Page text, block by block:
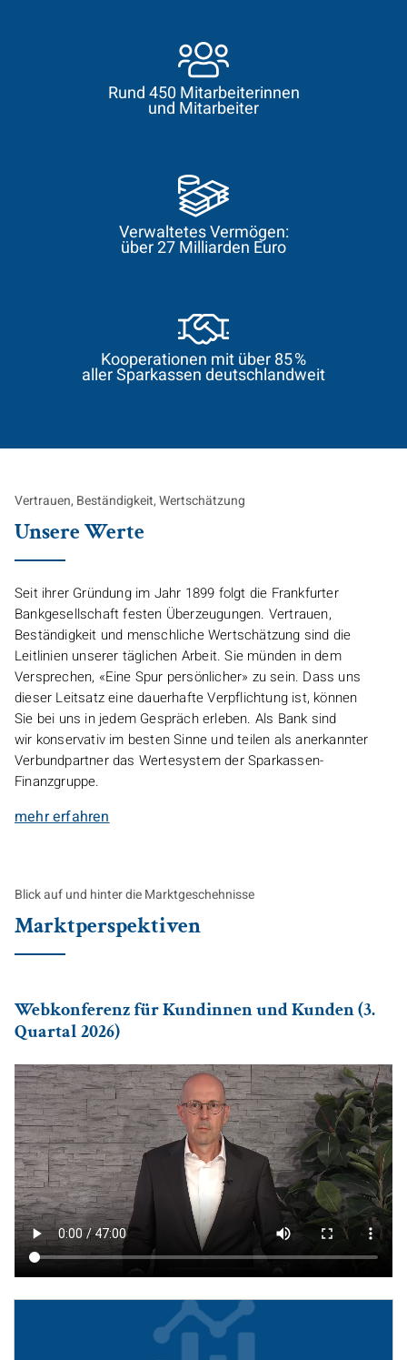
Rund 450 Mitarbeiterinnen
und Mitarbeiter
Verwaltetes Vermögen:
über 27 Milliarden Euro
Kooperationen mit über 85 %
aller Sparkassen deutschlandweit
Vertrauen, Beständigkeit, Wertschätzung
Unsere Werte
Seit ihrer Gründung im Jahr 1899 folgt die Frankfurter
Bankgesellschaft festen Überzeugungen. Vertrauen,
Beständigkeit und menschliche Wertschätzung sind die
Leitlinien unserer täglichen Arbeit. Sie münden in dem
Versprechen, «Eine Spur persönlicher» zu sein. Dass uns
dieser Leitsatz eine dauerhafte Verpflichtung ist, können
Sie bei uns in jedem Gespräch erleben. Als Bank sind
wir konservativ im besten Sinne und teilen als anerkannter
Verbundpartner das Wertesystem der Sparkassen-
Finanzgruppe.
mehr erfahren
Blick auf und hinter die Marktgeschehnisse
Marktperspektiven
Webkonferenz für Kundinnen und Kunden (3.
Quartal 2026)